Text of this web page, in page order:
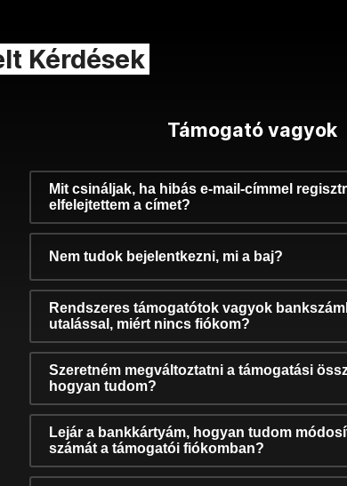
Kérdések
Támogató vagyok
Mit csináljak, ha hibás e-mail-címmel
elfelejtettem a címet?
Nem tudok bejelentkezni, mi a baj?
Rendszeres támogatótok vagyok
utalással, miért nincs fiókom?
Szeretném megváltoztatni a támogatási
hogyan tudom?
Lejár a bankkártyám, hogyan tudom
számát a támogatói fiókomban?